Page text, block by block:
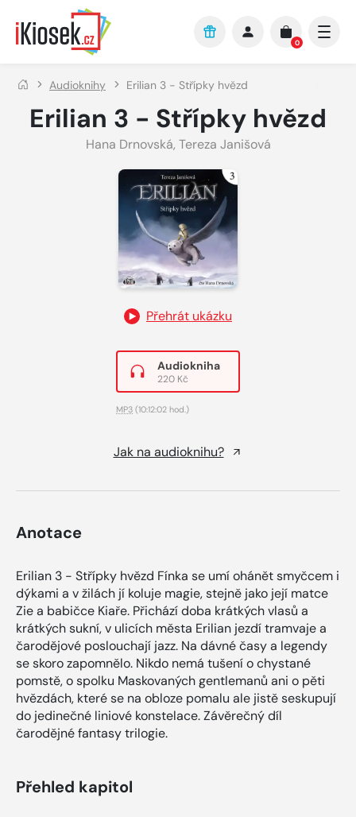
Přejít na hlavní obsah
0
Audioknihy Erilian 3 - Střípky hvězd
Erilian 3 - Střípky hvězd
Hana Drnovská, Tereza Janišová
Přehrát ukázku
Audiokniha
220 Kč
MP3 (10:12:02 hod.)
Jak na audioknihu?
Anotace
Erilian 3 - Střípky hvězd Fínka se umí ohánět smyčcem i
dýkami a v žilách jí koluje magie, stejně jako její matce
Zie a babičce Kiaře. Přichází doba krátkých vlasů a
krátkých sukní, v ulicích města Erilian jezdí tramvaje a
čarodějové poslouchají jazz. Na dávné časy a legendy
se skoro zapomnělo. Nikdo nemá tušení o chystané
pomstě, o spolku Maskovaných gentlemanů ani o pěti
hvězdách, které se na obloze pomalu ale jistě seskupují
do jedinečné liniové konstelace. Závěrečný díl
čarodějné fantasy trilogie.
Přehled kapitol